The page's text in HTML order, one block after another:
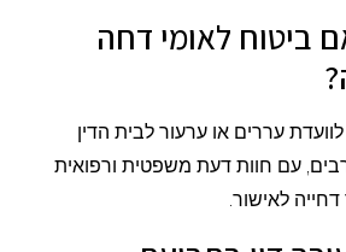
ביטוח לאומי דחה
עררים או ערעור לבית הדין
עם חוות דעת משפטית ורפואית
דחייה לאישור.